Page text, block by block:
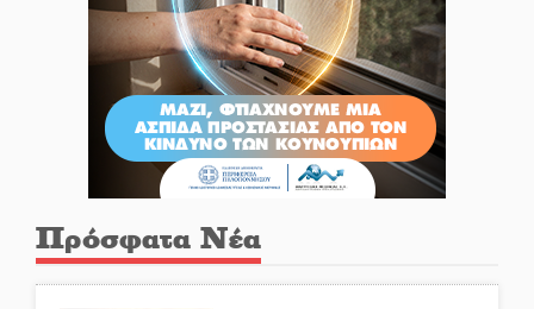
Πρόσφατα Νέα